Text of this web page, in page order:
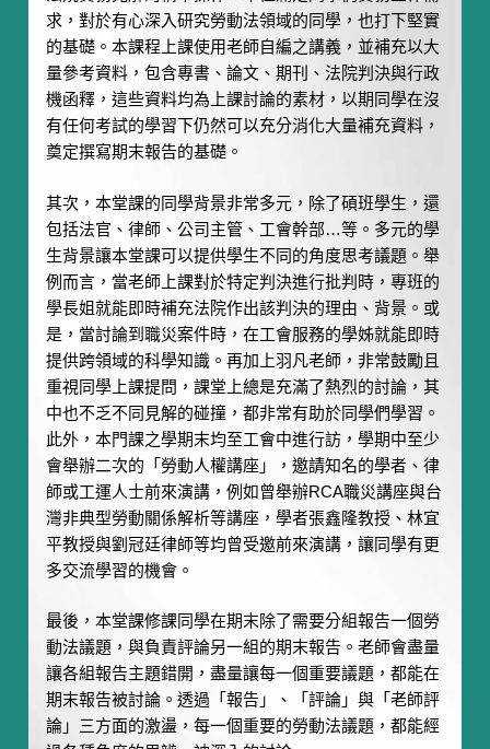
求，對於有心深入研究勞動法領域的同學，也打下堅實
的基礎。本課程上課使用老師自編之講義，並補充以大
量參考資料，包含專書、論文、期刊、法院判決與行政
機函釋，這些資料均為上課討論的素材，以期同學在沒
有任何考試的學習下仍然可以充分消化大量補充資料，
奠定撰寫期末報告的基礎。
其次，本堂課的同學背景非常多元，除了碩班學生，還
包括法官、律師、公司主管、工會幹部…等。多元的學
生背景讓本堂課可以提供學生不同的角度思考議題。舉
例而言，當老師上課對於特定判決進行批判時，專班的
學長姐就能即時補充法院作出該判決的理由、背景。或
是，當討論到職災案件時，在工會服務的學姊就能即時
提供跨領域的科學知識。再加上羽凡老師，非常鼓勵且
重視同學上課提問，課堂上總是充滿了熱烈的討論，其
中也不乏不同見解的碰撞，都非常有助於同學們學習。
此外，本門課之學期末均至工會中進行訪，學期中至少
會舉辦二次的「勞動人權講座」，邀請知名的學者、律
師或工運人士前來演講，例如曾舉辦RCA職災講座與台
灣非典型勞動關係解析等講座，學者張鑫隆教授、林宜
平教授與劉冠廷律師等均曾受邀前來演講，讓同學有更
多交流學習的機會。
最後，本堂課修課同學在期末除了需要分組報告一個勞
動法議題，與負責評論另一組的期末報告。老師會盡量
讓各組報告主題錯開，盡量讓每一個重要議題，都能在
期末報告被討論。透過「報告」、「評論」與「老師評
論」三方面的激盪，每一個重要的勞動法議題，都能經